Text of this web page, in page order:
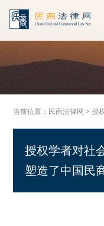
当前位置： 民商法律网 >授
授权学者对社
塑造了中国民